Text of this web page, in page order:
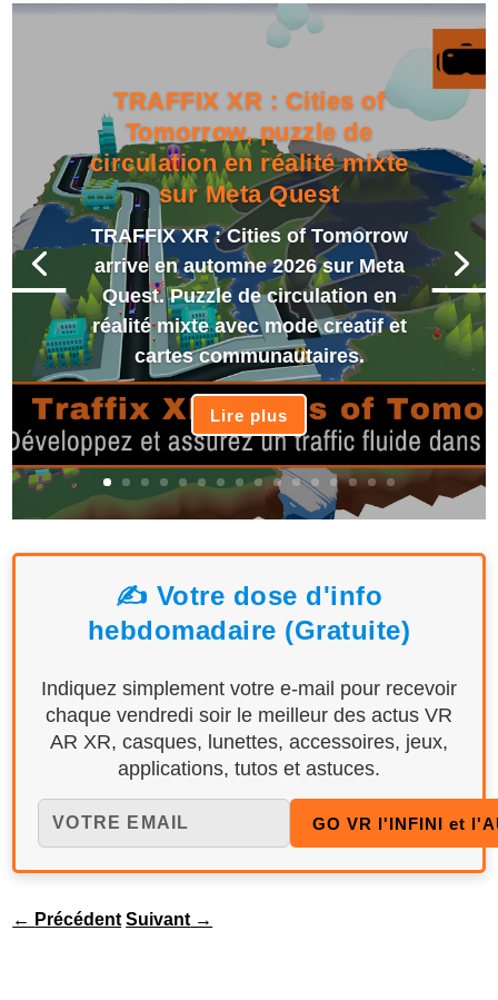
TRAFFIX XR : Cities of
Tomorrow, puzzle de
circulation en réalité mixte
sur Meta Quest
TRAFFIX XR : Cities of Tomorrow
arrive en automne 2026 sur Meta
Quest. Puzzle de circulation en
réalité mixte avec mode creatif et
cartes communautaires.
Lire plus
✍️ Votre dose d'info
hebdomadaire (Gratuite)
Indiquez simplement votre e-mail pour recevoir
chaque vendredi soir le meilleur des actus VR
AR XR, casques, lunettes, accessoires, jeux,
applications, tutos et astuces.
← Précédent Suivant →